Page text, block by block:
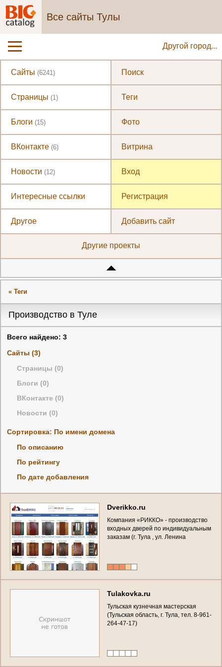
Все сайты Тулы
Другой город...
Сайты (6241)
Страницы (1)
Блоги (15)
ВКонтакте (6)
Новости (12)
Интересные ссылки
Другое
Поиск
Теги
Фото
Витрина
Вход
Регистрация
Добавить сайт
Другие проекты
« Теги
Производство в Туле
Всего найдено: 3
Сайты (3)
Страницы (0)
Блоги (0)
ВКонтакте (0)
Новости (0)
Сортировка: По имени домена
По описанию
По рейтингу
По дате добавления
Dverikko.ru
Компания «РИККО» - производство
входных дверей по индивидуальным
заказам (г. Тула ул. Ленина
Tulakovka.ru
Тульская кузнечная мастерская
(Тульская область, г. Тула, тел. 8-961-
264-47-17)